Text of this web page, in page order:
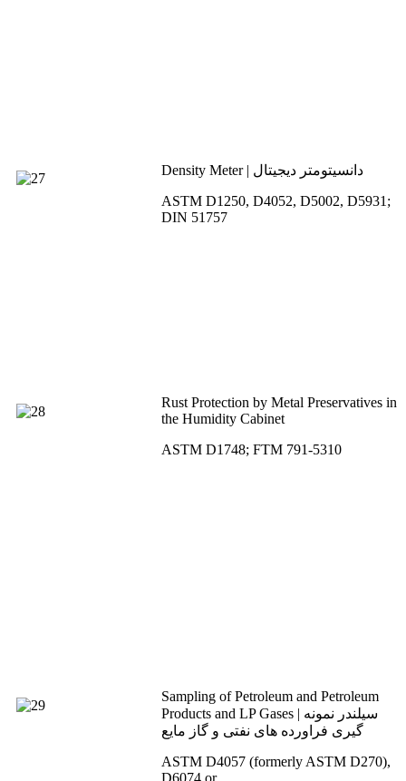
Density Meter | دانسیتومتر دیجیتال
ASTM D1250, D4052, D5002, D5931;
DIN 51757
Rust Protection by Metal Preservatives in
the Humidity Cabinet
ASTM D1748; FTM 791-5310
Sampling of Petroleum and Petroleum
Products and LP Gases | سیلندر نمونه
گیری فراورده های نفتی و گاز مایع
ASTM D4057 (formerly ASTM D270),
D6074 or